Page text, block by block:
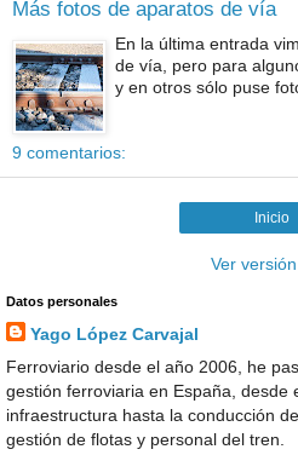
Más fotos de aparatos de vía
En la última entrada
de vía, pero para
y en otros sólo puse
9 comentarios:
Inicio
Ver
Datos personales
Yago López Carvajal
Ferroviario desde el año 2006, he
gestión ferroviaria en España, desde
infraestructura hasta la conducción
gestión de flotas y personal del tren.